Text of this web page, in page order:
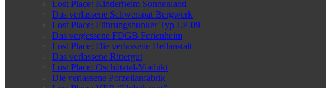
Lost Place: Kinderheim Sonnenland
Das verlassene Schwerspat Bergwerk
Lost Place: Führungsbunker Typ LP-09
Das vergessene FDGB Ferienheim
Lost Place: Die verlassene Heilanstalt
Das verlassene Rittergut
Lost Place: Oschütztal-Viadukt
Die verlassene Porzellanfabrik